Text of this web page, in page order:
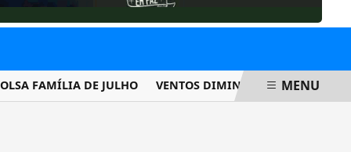
FAMÍLIA DE JULHO VENTOS DIMINUEM DE INTENSIDADE
MENU